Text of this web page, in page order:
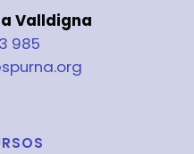
Valldigna
985